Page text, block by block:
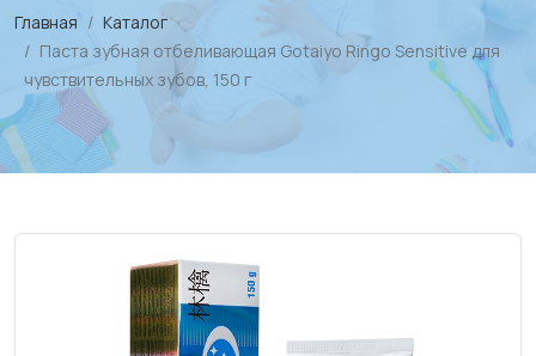
Главная
Каталог
Паста зубная отбеливающая Gotaiyo Ringo Sensitive для
чувствительных зубов, 150 г